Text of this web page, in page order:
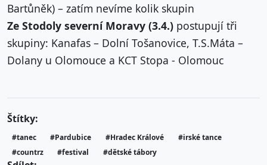
Bartůněk) – zatím nevíme kolik skupin
Ze Stodoly severní Moravy (3.4.) postupují tři
skupiny: Kanafas – Dolní Tošanovice, T.S.Máta –
Dolany u Olomouce a KCT Stopa - Olomouc
Štítky:
#tanec #Pardubice #Hradec Králové
#irské tance
#countrz
#festival #dětské tábory